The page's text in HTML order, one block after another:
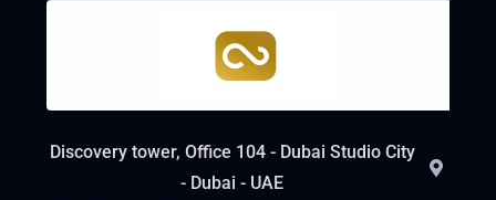
Discovery tower, Office 104 - Dubai Studio City
- Dubai - UAE